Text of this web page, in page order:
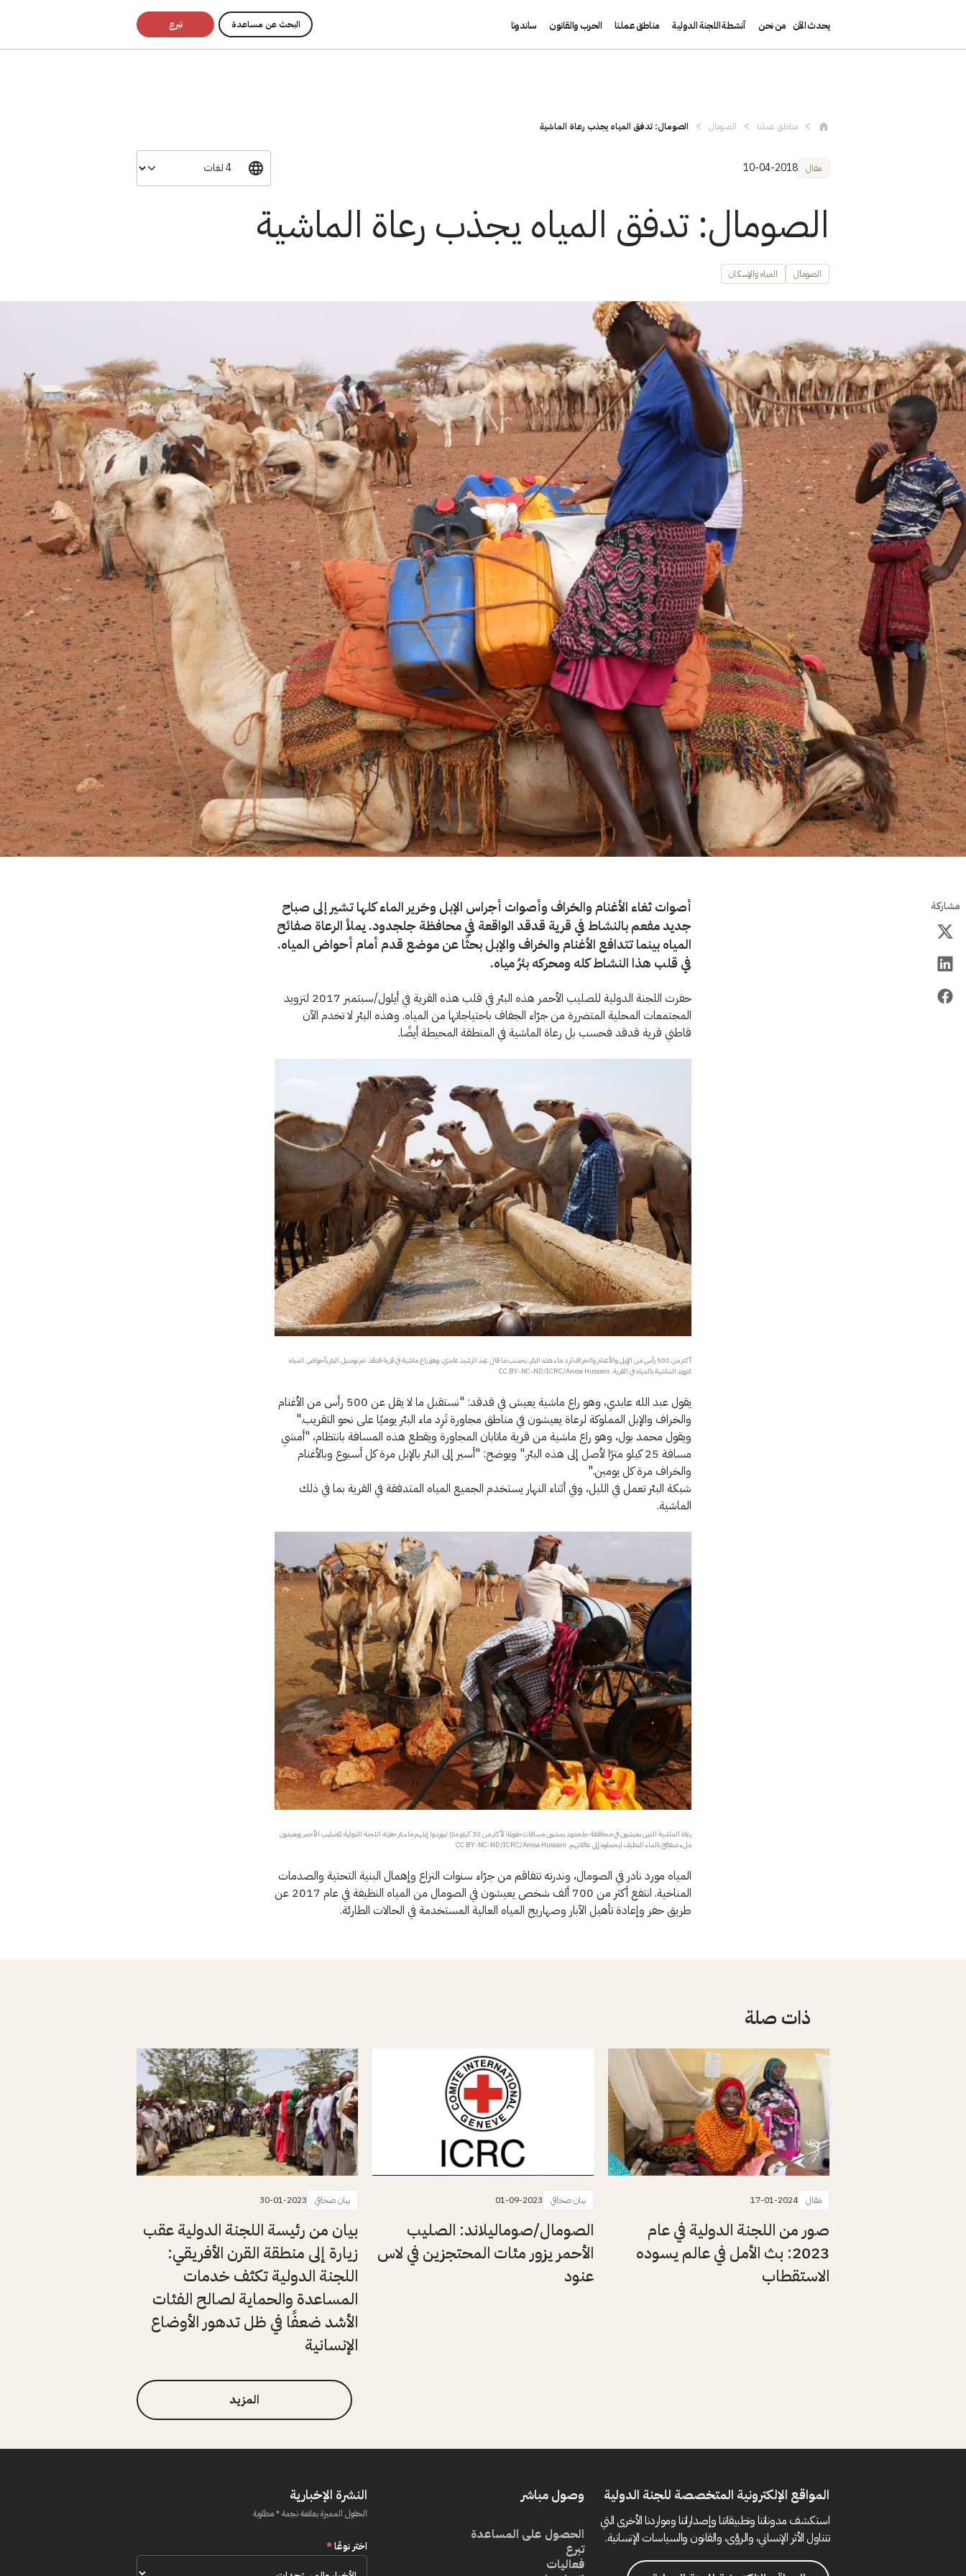
يحدث الآن من نحن أنشطة اللجنة الدولية مناطق عملنا الحرب والقانون ساندونا البحث عن مساعدة تبرع
مناطق عملنا الصومال الصومال: تدفق المياه يجذب رعاة الماشية
مقال 10-04-2018
الصومال: تدفق المياه يجذب رعاة الماشية
الصومال المياه والإسكان
مشاركة
أصوات ثغاء الأغنام والخراف وأصوات أجراس الإبل وخرير الماء كلها تشير إلى صباح
جديد مفعم بالنشاط في قرية قدقد الواقعة في محافظة جلجدود. يملأ الرعاة صفائح
المياه بينما تتدافع الأغنام والخراف والإبل بحثًا عن موضع قدم أمام أحواض المياه.
في قلب هذا النشاط كله ومحركه بئرُ مياه.
حفرت اللجنة الدولية للصليب الأحمر هذه البئر في قلب هذه القرية في أيلول/سبتمبر 2017 لتزويد
المجتمعات المحلية المتضررة من جرّاء الجفاف باحتياجاتها من المياه. وهذه البئر لا تخدم الآن
قاطني قرية قدقد فحسب بل رعاة الماشية في المنطقة المحيطة أيضًا.
أكثر من 500 رأس من الإبل والأغنام والخراف تَرِد ماء هذه البئر، بحسب ما قال عبد الرشيد عابدي، وهو راع ماشية في قرية قدقد. تم توصيل البئر بأحواض المياه
لتزويد الماشية بالمياه في القرية. CC BY-NC-ND/ICRC/Anisa Hussein
يقول عبد الله عابدي، وهو راع ماشية يعيش في قدقد: "نستقبل ما لا يقل عن 500 رأس من الأغنام
والخراف والإبل المملوكة لرعاة يعيشون في مناطق مجاورة تَرِد ماء البئر يوميًا على نحو التقريب."
ويقول محمد بول، وهو راع ماشية من قرية ماتابان المجاورة ويقطع هذه المسافة بانتظام، "أمشي
مسافة 25 كيلو مترًا لأصل إلى هذه البئر." ويوضح: "أسير إلى البئر بالإبل مرة كل أسبوع وبالأغنام
والخراف مرة كل يومين."
شبكة البئر تعمل في الليل، وفي أثناء النهار يستخدم الجميع المياه المتدفقة في القرية بما في ذلك
الماشية.
رعاة الماشية الذين يعيشون في محافظة جلجدود يمشون مسافات طويلة لأكثر من 30 كيلو مترًا ليورِدوا إبلهم ماء بئر حفرته اللجنة الدولية للصليب الأحمر ويعيدون
ملء صفائح بالماء النظيف ليحملوه إلى عائلاتهم. CC BY-NC-ND/ICRC/Anisa Hussein
المياه مورد نادر في الصومال، وندرته تتفاقم من جرّاء سنوات النزاع وإهمال البنية التحتية والصدمات
المناخية. انتفع أكثر من 700 ألف شخص يعيشون في الصومال من المياه النظيفة في عام 2017 عن
طريق حفر وإعادة تأهيل الآبار وصهاريج المياه العالية المستخدمة في الحالات الطارئة.
ذات صلة
مقال 17-01-2024
صور من اللجنة الدولية في عام
2023: بث الأمل في عالم يسوده
الاستقطاب
بيان صحافي 01-09-2023
الصومال/صوماليلاند: الصليب
الأحمر يزور مئات المحتجزين في لاس
عنود
بيان صحافي 30-01-2023
بيان من رئيسة اللجنة الدولية عقب
زيارة إلى منطقة القرن الأفريقي:
اللجنة الدولية تكثف خدمات
المساعدة والحماية لصالح الفئات
الأشد ضعفًا في ظل تدهور الأوضاع
الإنسانية
المزيد
المواقع الإلكترونية المتخصصة للجنة الدولية
استكشف مدوناتنا وتطبيقاتنا وإصداراتنا ومواردنا الأخرى التي
تتناول الأثر الإنساني، والرؤى، والقانون والسياسات الإنسانية.
وصول مباشر
الحصول على المساعدة
تبرع
فعاليات
النشرة الإخبارية
الحقول المميزة بعلامة نجمة * مطلوبة
اختر نوعًا*